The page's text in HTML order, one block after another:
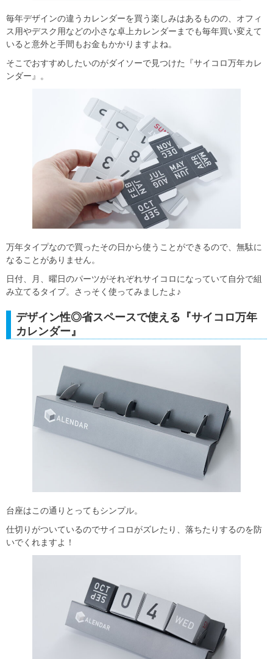
毎年デザインの違うカレンダーを買う楽しみはあるものの、オフィ
ス用やデスク用などの小さな卓上カレンダーまでも毎年買い変えて
いると意外と手間もお金もかかりますよね。
そこでおすすめしたいのがダイソーで見つけた『サイコロ万年カレ
ンダー』。
万年タイプなので買ったその日から使うことができるので、無駄に
なることがありません。
日付、月、曜日のパーツがそれぞれサイコロになっていて自分で組
み立てるタイプ。さっそく使ってみましたよ♪
デザイン性◎省スペースで使える『サイコロ万年
カレンダー』
台座はこの通りとってもシンプル。
仕切りがついているのでサイコロがズレたり、落ちたりするのを防
いでくれますよ！